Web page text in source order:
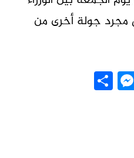
مجرد جولة أخرى من
Messenger